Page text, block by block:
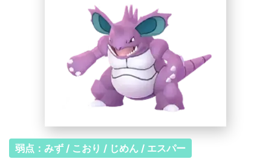
弱点：みず / こおり / じめん / エスパー